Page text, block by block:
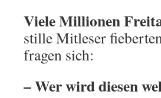
Viele Millionen
stille Mitleser
fragen sich:
– Wer wird diesen